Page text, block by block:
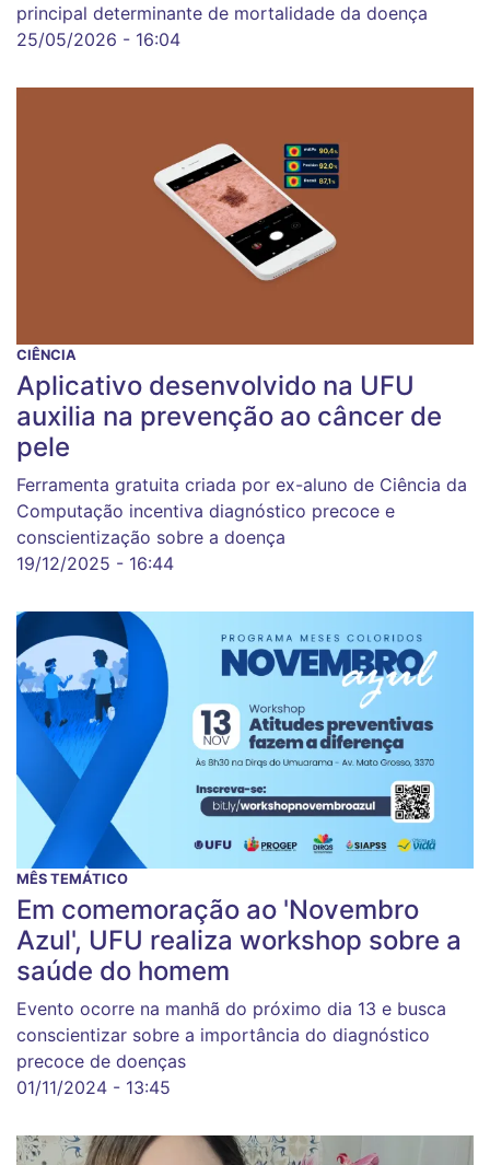
principal determinante de mortalidade da doença
25/05/2026 - 16:04
CIÊNCIA
Aplicativo desenvolvido na UFU
auxilia na prevenção ao câncer de
pele
Ferramenta gratuita criada por ex-aluno de Ciência da
Computação incentiva diagnóstico precoce e
conscientização sobre a doença
19/12/2025 - 16:44
MÊS TEMÁTICO
Em comemoração ao 'Novembro
Azul', UFU realiza workshop sobre a
saúde do homem
Evento ocorre na manhã do próximo dia 13 e busca
conscientizar sobre a importância do diagnóstico
precoce de doenças
01/11/2024 - 13:45